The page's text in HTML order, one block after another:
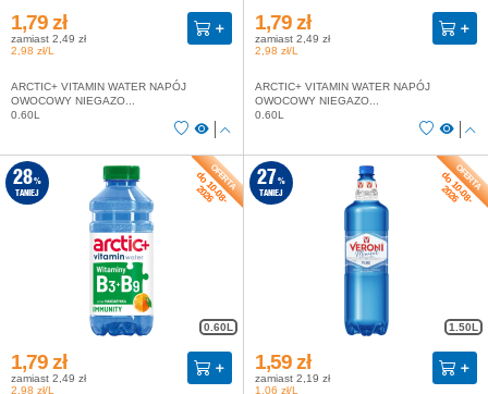
1,79 zł
zamiast 2,49 zł
2,98 zł/L
ARCTIC+ VITAMIN WATER NAPÓJ
OWOCOWY NIEGAZO...
0.60L
1,79 zł
zamiast 2,49 zł
2,98 zł/L
ARCTIC+ VITAMIN WATER NAPÓJ
OWOCOWY NIEGAZO...
0.60L
0.60L
do 10-08-
2026
28%
TANIEJ
1,79 zł
zamiast 2,49 zł
2,98 zł/L
1.50L
do 10-08-
2026
27 %
TANIEJ
1,59 zł
zamiast 2,19 zł
1,06 zł/L